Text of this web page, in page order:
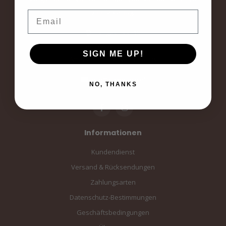
voor elke dag.
Langestraat 19
3811AA Amersfoort
Amersfoort, the Netherlands
info@sampiace.nl
Informationen
Kundendienst
Versand & Rücksendungen
Zahlungsarten
Datenschutz-Bestimmungen
Geschäftsbedingungen
SIGN ME UP!
NO, THANKS